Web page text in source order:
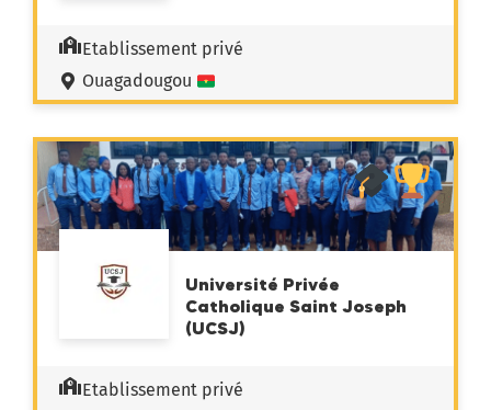
Etablissement privé
Ouagadougou
Université Privée
Catholique Saint Joseph
(UCSJ)
Etablissement privé